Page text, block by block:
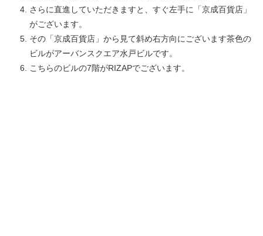
さらに直進していただきますと、すぐ左手に「京成百貨店」
がございます。
その「京成百貨店」から見て斜め右方向にございます茶色の
ビルがアーバンスクエア水戸ビルです。
こちらのビルの7階がRIZAPでございます。